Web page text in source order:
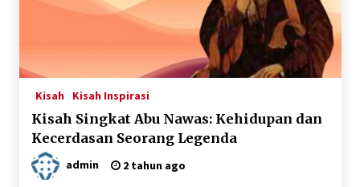
3 tahun ago
Berbagi Ta’jil di Bulan Ramadhan 1443 H
4 tahun ago
Santunan Bulanan ; September 2021
5 tahun ago
Kisah Kisah Inspirasi
Kisah Singkat Abu Nawas: Kehidupan dan
Kecerdasan Seorang Legenda
admin 2 tahun ago